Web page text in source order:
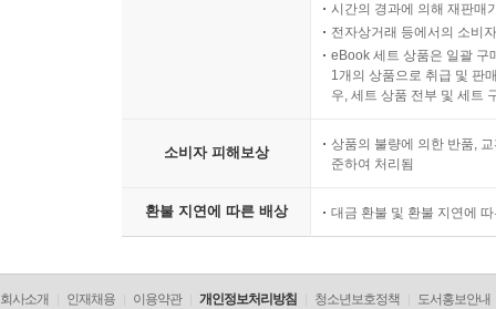
시간의 경과에 의해 재판매
전자상거래 등에서의 소비
eBook 세트 상품은 일괄 구
1개의 상품으로 취급 및 판
우, 세트 상품 전부 및 세트
소비자 피해보상
상품의 불량에 의한 반품,
준하여 처리됨
환불 지연에 따른 배상 대금 환불 및 환불 지연에
회사소개 인재채용 이용약관 개인정보처리방침 청소년보호정책 도서홍보안내